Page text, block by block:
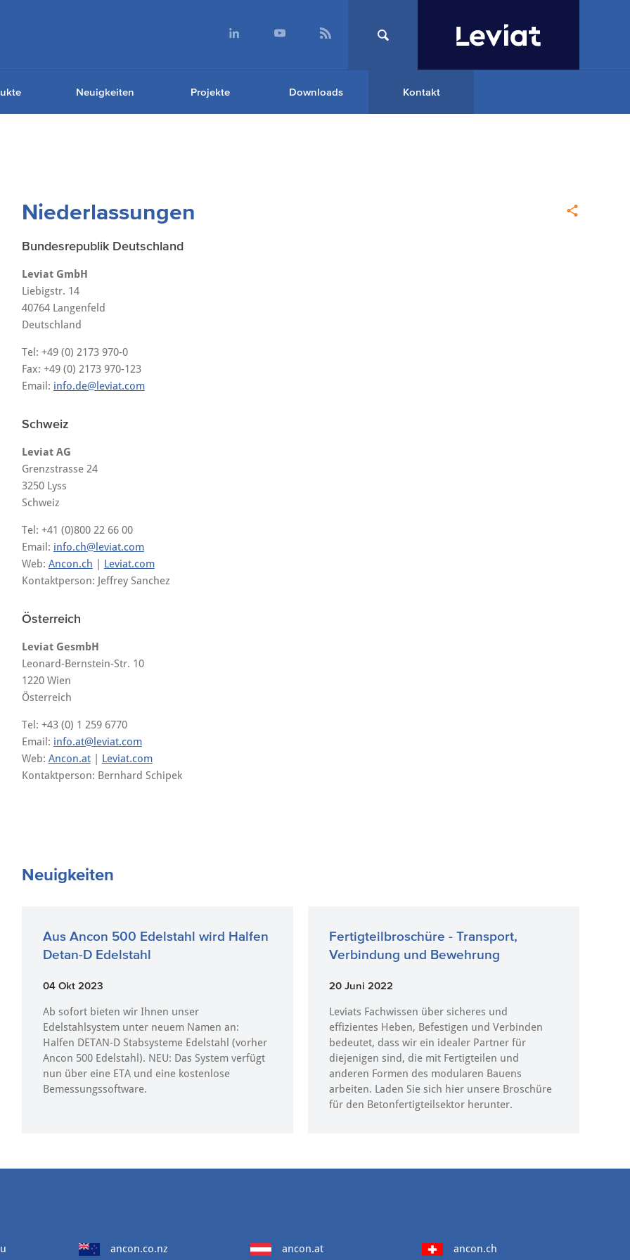
Neuigkeiten Projekte Downloads Kontakt
Niederlassungen
Bundesrepublik Deutschland
Leviat GmbH
Liebigstr. 14
40764 Langenfeld
Deutschland
Tel: +49 (0) 2173 970-0
Fax: +49 (0) 2173 970-123
Email: info.de@leviat.com
Schweiz
Leviat AG
Grenzstrasse 24
3250 Lyss
Schweiz
Tel: +41 (0)800 22 66 00
Email: info.ch@leviat.com
Web: Ancon.ch
Leviat.com
Kontaktperson: Jeffrey Sanchez
Österreich
Leviat GesmbH
Leonard-Bernstein-Str. 10
1220 Wien
Österreich
Tel: +43 (0) 1 259 6770
Email: info.at@leviat.com
Web: Ancon.at| Leviat.com
Kontaktperson: Bernhard Schipek
Neuigkeiten
Aus Ancon 500 Edelstahl wird Halfen
Detan-D Edelstahl
04 Okt 2023
Ab sofort bieten wir Ihnen unser
Edelstahlsystem unter neuem Namen an:
Halfen DETAN-D Stabsysteme Edelstahl (vorher
Ancon 500 Edelstahl). NEU: Das System verfügt
nun über eine ETA und eine kostenlose
Bemessungssoftware.
Fertigteilbroschüre - Transport,
Verbindung und Bewehrung
20 Juni 2022
Leviats Fachwissen über sicheres und
effizientes Heben, Befestigen und Verbinden
bedeutet, dass wir ein idealer Partner für
diejenigen sind, die mit Fertigteilen und
anderen Formen des modularen Bauens
arbeiten. Laden Sie sich hier unsere Broschüre
für den Betonfertigteilsektor herunter.
ancon.co.nz ancon.at ancon.ch